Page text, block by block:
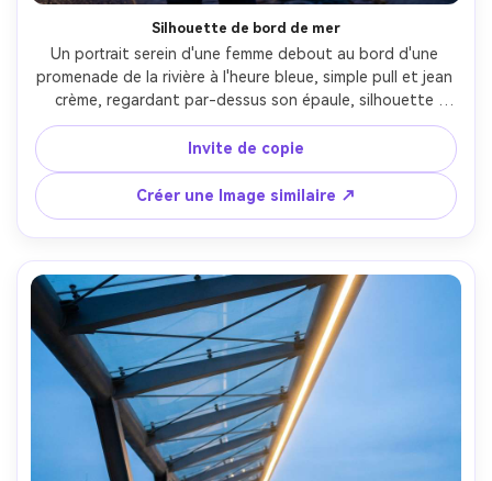
Silhouette de bord de mer
Un portrait serein d'une femme debout au bord d'une
promenade de la rivière à l'heure bleue, simple pull et jean
crème, regardant par-dessus son épaule, silhouette
douce contre l'eau scintillante, lumières de pont
lointaines et bateaux créant bokeh, ciel aux tons frais
avec des nuages doux, prise sur Nikon Z8, 70mm f/2,
cadre près de moyen, composition propre, ambiance
nostalgique calme, photoréaliste, mise au point nette-AR
4:5
Invite de copie
Créer une Image similaire ↗